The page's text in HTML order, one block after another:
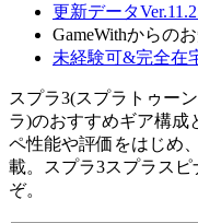
更新データ
GameWithからの
未経験可&完全在
スプラ3(スプラトゥー
ラ)のおすすめギア構成
ペ性能や評価をはじめ
載。スプラ3スプラス
ぞ。